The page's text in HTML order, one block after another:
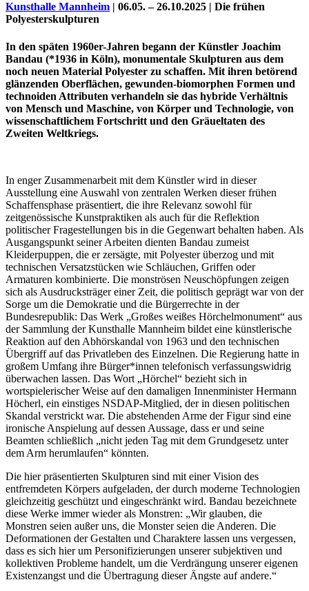
Buchtipps von Prof. Uli Rothfuss
Harald Schwiers
Buchbesprechungen von Harald Schwiers
Haralds Streifzüge
Hörtipps von Harald Schwiers
Kunstausflüge mit Sigrid Balke
Marc Peschke – Out of The Länd
Buchtipps von Uli Rothfuss
Hausbesuche
Kunsthalle Mannheim | 06.05. – 26.10.2025 | Die frühen
Polyesterskulpturen
In den späten 1960er-Jahren begann der Künstler Joachim
Bandau (*1936 in Köln), monumentale Skulpturen aus dem
noch neuen Material Polyester zu schaffen. Mit ihren betörend
glänzenden Oberflächen, gewunden-biomorphen Formen und
technoiden Attributen verhandeln sie das hybride Verhältnis
von Mensch und Maschine, von Körper und Technologie, von
wissenschaftlichem Fortschritt und den Gräueltaten des
Zweiten Weltkriegs.
In enger Zusammenarbeit mit dem Künstler wird in dieser
Ausstellung eine Auswahl von zentralen Werken dieser frühen
Schaffensphase präsentiert, die ihre Relevanz sowohl für
zeitgenössische Kunstpraktiken als auch für die Reflektion
politischer Fragestellungen bis in die Gegenwart behalten haben. Als
Ausgangspunkt seiner Arbeiten dienten Bandau zumeist
Kleiderpuppen, die er zersägte, mit Polyester überzog und mit
technischen Versatzstücken wie Schläuchen, Griffen oder
Armaturen kombinierte. Die monströsen Neuschöpfungen zeigen
sich als Ausdrucksträger einer Zeit, die politisch geprägt war von der
Sorge um die Demokratie und die Bürgerrechte in der
Bundesrepublik: Das Werk „Großes weißes Hörchelmonument“ aus
der Sammlung der Kunsthalle Mannheim bildet eine künstlerische
Reaktion auf den Abhörskandal von 1963 und den technischen
Übergriff auf das Privatleben des Einzelnen. Die Regierung hatte in
großem Umfang ihre Bürger*innen telefonisch verfassungswidrig
überwachen lassen. Das Wort „Hörchel“ bezieht sich in
wortspielerischer Weise auf den damaligen Innenminister Hermann
Höcherl, ein einstiges NSDAP-Mitglied, der in diesen politischen
Skandal verstrickt war. Die abstehenden Arme der Figur sind eine
ironische Anspielung auf dessen Aussage, dass er und seine
Beamten schließlich „nicht jeden Tag mit dem Grundgesetz unter
dem Arm herumlaufen“ könnten.
Die hier präsentierten Skulpturen sind mit einer Vision des
entfremdeten Körpers aufgeladen, der durch moderne Technologien
gleichzeitig geschützt und eingeschränkt wird. Bandau bezeichnete
diese Werke immer wieder als Monstren: „Wir glauben, die
Monstren seien außer uns, die Monster seien die Anderen. Die
Deformationen der Gestalten und Charaktere lassen uns vergessen,
dass es sich hier um Personifizierungen unserer subjektiven und
kollektiven Probleme handelt, um die Verdrängung unserer eigenen
Existenzangst und die Übertragung dieser Ängste auf andere.“